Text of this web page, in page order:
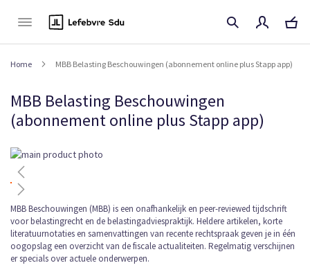
Home MBB Belasting Beschouwingen (abonnement online plus Stapp app)
MBB Belasting Beschouwingen
(abonnement online plus Stapp app)
Ga
naar
het
einde
van
de
afbeeldingen-
gallerij
Ga
naar
het
begin
van
MBB Beschouwingen (MBB) is een onafhankelijk en peer-reviewed tijdschrift
voor belastingrecht en de belastingadviespraktijk. Heldere artikelen, korte
literatuurnotaties en samenvattingen van recente rechtspraak geven je in één
oogopslag een overzicht van de fiscale actualiteiten. Regelmatig verschijnen
er specials over actuele onderwerpen.